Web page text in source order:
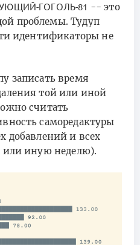
ГОГОЛЬ-81 -- это
проблемы. Тудуп
идентификаторы не
записать время
той или иной
считать
саморедактуры
добавлений и всех
или иную неделю).